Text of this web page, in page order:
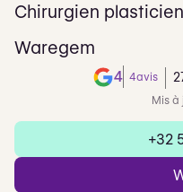
Chirurgien
Waregem
4 4avis
Mis à
+32